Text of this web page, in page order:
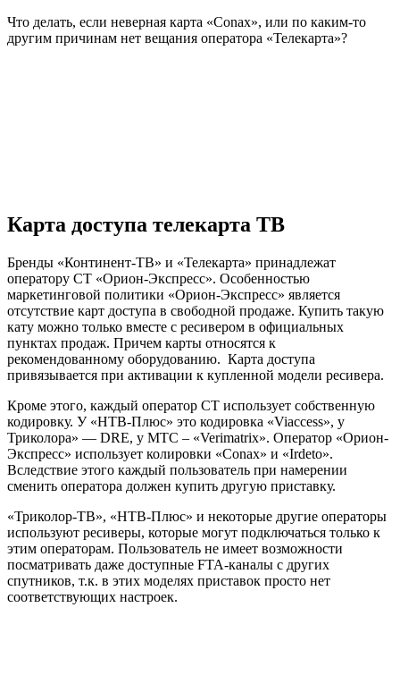
Что делать, если неверная карта «Conax», или по каким-то
другим причинам нет вещания оператора «Телекарта»?
Карта доступа телекарта TB
Бренды «Континент-TB» и «Телекарта» принадлежат
оператору CT «Орион-Экспресс». Особенностью
маркетинговой политики «Орион-Экспресс» является
отсутствие карт доступа в свободной продаже. Купить такую
кату можно только вместе с ресивером в официальных
пунктах продаж. Причем карты относятся к
рекомендованному оборудованию. Карта доступа
привязывается при активации к купленной модели ресивера.
Кроме этого, каждый оператор CT использует собственную
кодировку. У «HTB-Плюс» это кодировка «Viaccess», у
Триколора» — DRE, у MTC – «Verimatrix». Оператор «Орион-
Экспресс» использует колировки «Conax» и «Irdeto».
Вследствие этого каждый пользователь при намерении
сменить оператора должен купить другую приставку.
«Триколор-TB», «HTB-Плюс» и некоторые другие операторы
используют ресиверы, которые могут подключаться только к
этим операторам. Пользователь не имеет возможности
посматривать даже доступные FTA-каналы с других
спутников, т.к. в этих моделях приставок просто нет
соответствующих настроек.